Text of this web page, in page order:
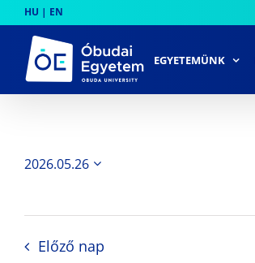
to
content
HU | EN
EGYETEMÜNK
2026.05.26
Előző nap